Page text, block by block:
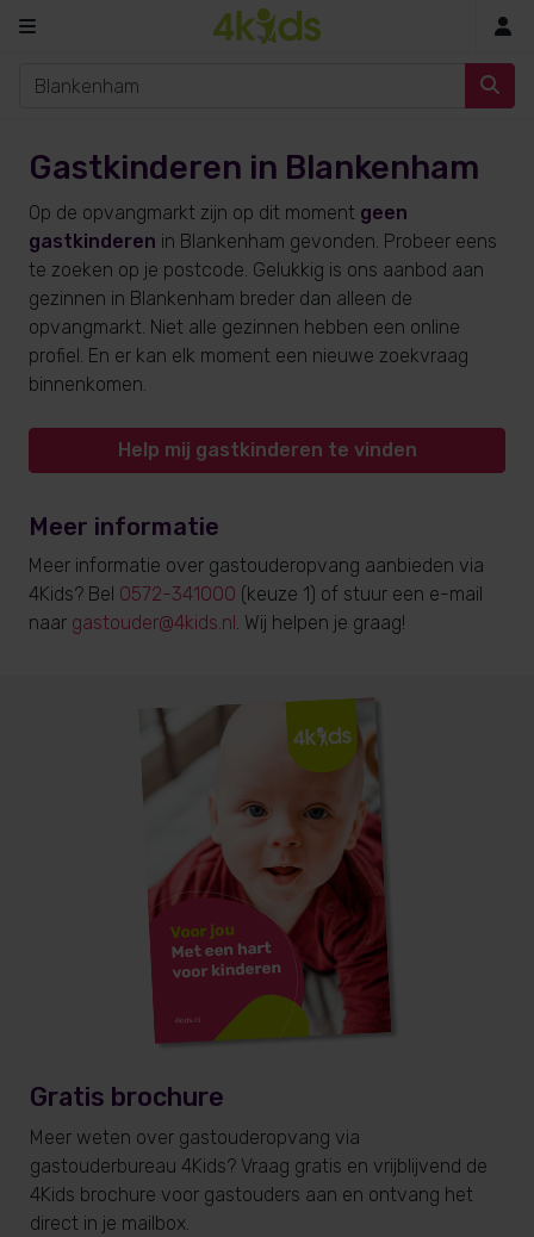
Gastkinderen in Blankenham
Op de opvangmarkt zijn op dit moment geen
gastkinderen in Blankenham gevonden. Probeer eens
te zoeken op je postcode. Gelukkig is ons aanbod aan
gezinnen in Blankenham breder dan alleen de
opvangmarkt. Niet alle gezinnen hebben een online
profiel. En er kan elk moment een nieuwe zoekvraag
binnenkomen.
Help mij gastkinderen te vinden
Meer informatie
Meer informatie over gastouderopvang aanbieden via
4Kids? Bel 0572-341000 (keuze 1) of stuur een e-mail
naar gastouder@4kids.nl. Wij helpen je graag!
Gratis brochure
Meer weten over gastouderopvang via
gastouderbureau 4Kids? Vraag gratis en vrijblijvend de
4Kids brochure voor gastouders aan en ontvang het
direct in je mailbox.